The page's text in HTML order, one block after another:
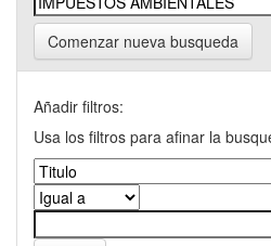
Comenzar nueva busqueda
Añadir filtros:
Usa los filtros para afinar la